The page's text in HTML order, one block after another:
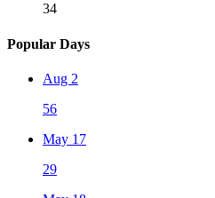
34
Popular Days
Aug 2
56
May 17
29